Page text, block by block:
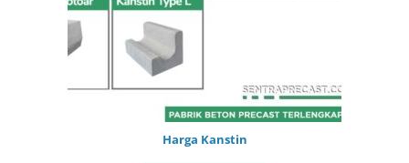
Harga Kanstin